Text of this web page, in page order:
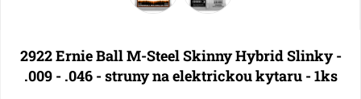
2922 Ernie Ball M-Steel Skinny Hybrid Slinky -
.009 - .046 - struny na elektrickou kytaru - 1ks